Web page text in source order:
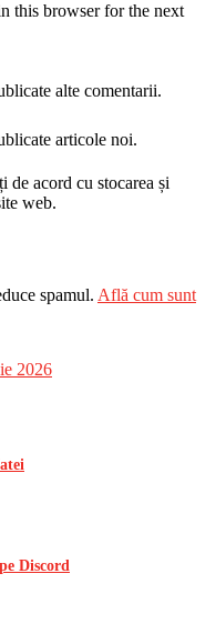
this browser for the next
alte comentarii.
articole noi.
de acord cu stocarea și
web.
spamul. Află cum sunt
Discord